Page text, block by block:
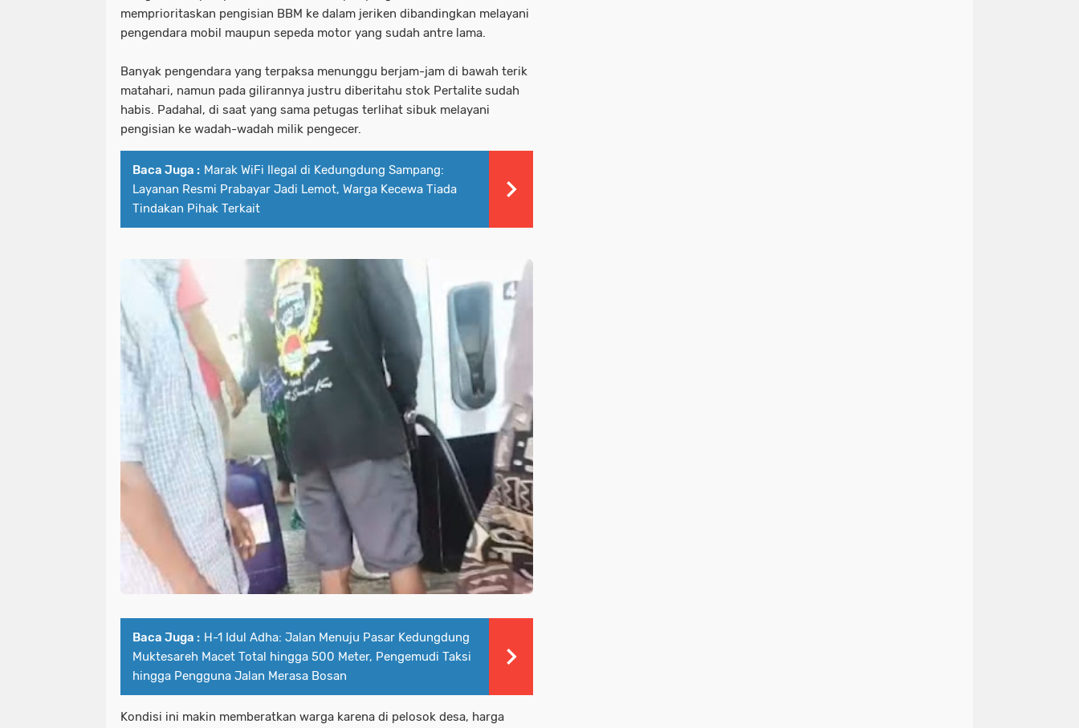
memprioritaskan pengisian BBM ke dalam jeriken dibandingkan melayani
pengendara mobil maupun sepeda motor yang sudah antre lama.
Banyak pengendara yang terpaksa menunggu berjam-jam di bawah terik
matahari, namun pada gilirannya justru diberitahu stok Pertalite sudah
habis. Padahal, di saat yang sama petugas terlihat sibuk melayani
pengisian ke wadah-wadah milik pengecer.
Baca Juga : Marak WiFi Ilegal di Kedungdung Sampang:
Layanan Resmi Prabayar Jadi Lemot, Warga Kecewa Tiada
Tindakan Pihak Terkait
Baca Juga : H-1 Idul Adha: Jalan Menuju Pasar Kedungdung
Muktesareh Macet Total hingga 500 Meter, Pengemudi Taksi
hingga Pengguna Jalan Merasa Bosan
Kondisi ini makin memberatkan warga karena di pelosok desa, harga